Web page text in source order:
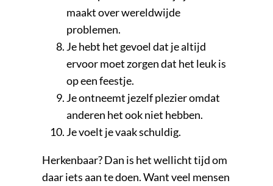
maakt over wereldwijde
problemen.
Je hebt het gevoel dat je altijd
ervoor moet zorgen dat het leuk is
op een feestje.
Je ontneemt jezelf plezier omdat
anderen het ook niet hebben.
Je voelt je vaak schuldig.
Herkenbaar? Dan is het wellicht tijd om
daar iets aan te doen. Want veel mensen